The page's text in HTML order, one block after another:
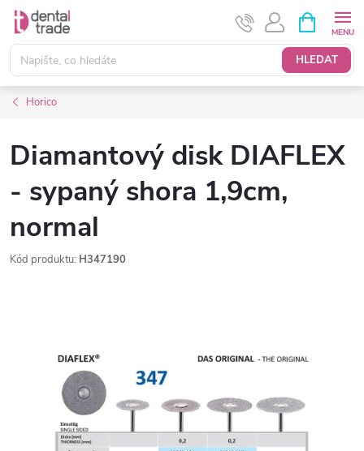
Přejít
obsah
HLEDAT
NÁKUPNÍ
KOŠÍK
Horico
Diamantový disk DIAFLEX
- sypaný shora 1,9cm,
normal
Kód produktu: H347190